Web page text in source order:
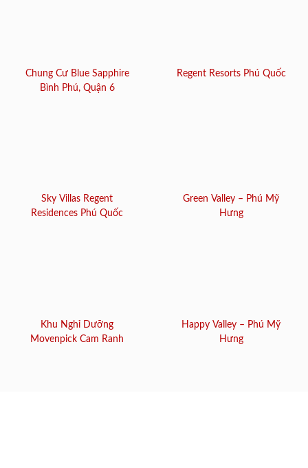
Chung Cư Blue Sapphire
Bình Phú, Quận 6
Regent Resorts Phú Quốc
Sky Villas Regent
Residences Phú Quốc
Green Valley – Phú Mỹ
Hưng
Khu Nghỉ Dưỡng
Movenpick Cam Ranh
Happy Valley – Phú Mỹ
Hưng